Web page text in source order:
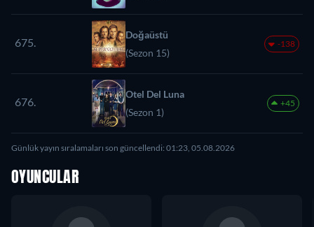
675.
Doğaüstü
(Sezon 15)
-138
676.
Otel Del Luna
(Sezon 1)
+45
Günlük yayın sıralamaları son güncellendi: 01:23, 05.08.2026
OYUNCULAR